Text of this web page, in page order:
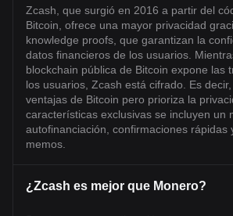
Zcash, que surgió en 2016 a partir del
Bitcoin, ofrece una mayor privacidad
knowledge proofs, que garantizan la
datos financieros de los usuarios.
blockchain pública de Bitcoin expone las
los usuarios, Zcash está cifrado. Es
ventajas de Bitcoin pero prioriza la
características exclusivas se incluyen un
autofinanciación, confirmaciones rápidas
memos.
¿Zcash es mejor que Monero?